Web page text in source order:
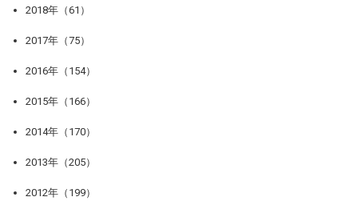
2018年（61）
2017年（75）
2016年（154）
2015年（166）
2014年（170）
2013年（205）
2012年（199）